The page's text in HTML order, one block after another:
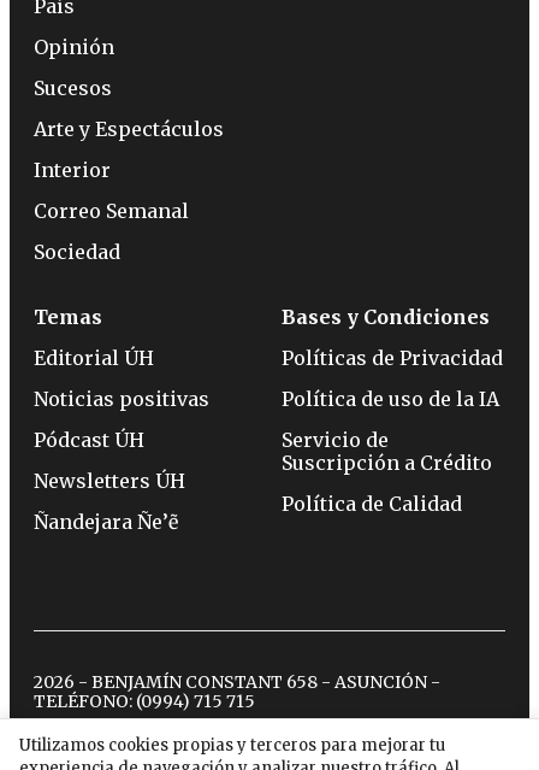
Utilizamos cookies propias y terceros para mejorar tu
País
Opinión
Sucesos
Arte y Espectáculos
Interior
Correo Semanal
Sociedad
Temas
Editorial ÚH
Noticias positivas
Pódcast ÚH
Newsletters ÚH
Ñandejara Ñe’ẽ
Bases y Condiciones
Políticas de Privacidad
Política de uso de la IA
Servicio de
Suscripción a Crédito
Política de Calidad
2026 - BENJAMÍN CONSTANT 658 - ASUNCIÓN -
TELÉFONO: (0994) 715 715